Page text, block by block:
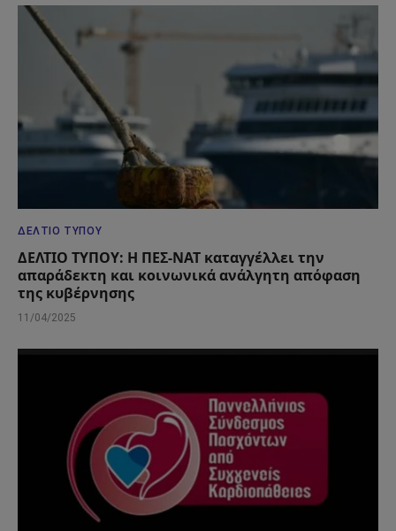
ΔΕΛΤΊΟ ΤΎΠΟΥ
ΔΕΛΤΙΟ ΤΥΠΟΥ: Η ΠΕΣ-ΝΑΤ καταγγέλλει την
απαράδεκτη και κοινωνικά ανάλγητη απόφαση
της κυβέρνησης
11/04/2025